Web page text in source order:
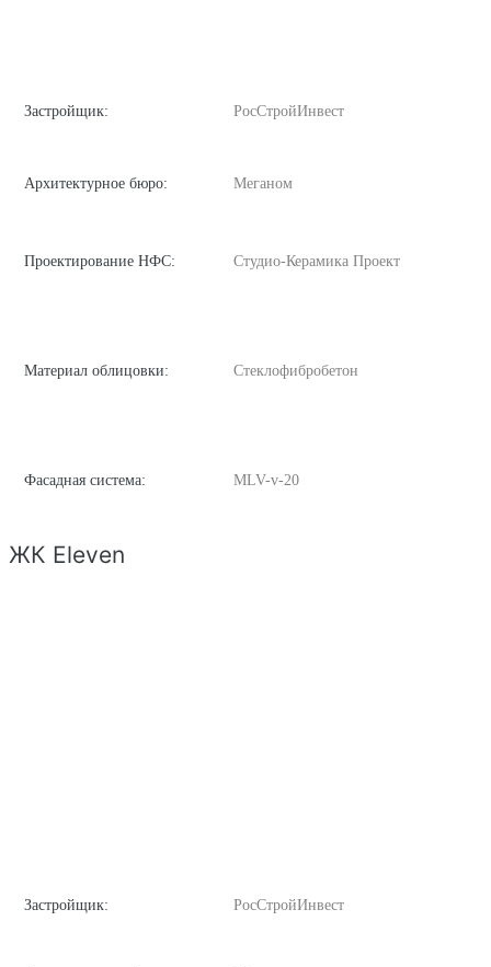
Застройщик: РосСтройИнвест
Архитектурное бюро: Меганом
Проектирование НФС: Студио-Керамика Проект
Материал облицовки: Стеклофибробетон
Фасадная система: MLV-v-20
ЖК Eleven
Застройщик: РосСтройИнвест